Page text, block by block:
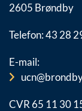
2605 Brøndby
Telefon: 43 28
E-mail:
CVR 65 11 30